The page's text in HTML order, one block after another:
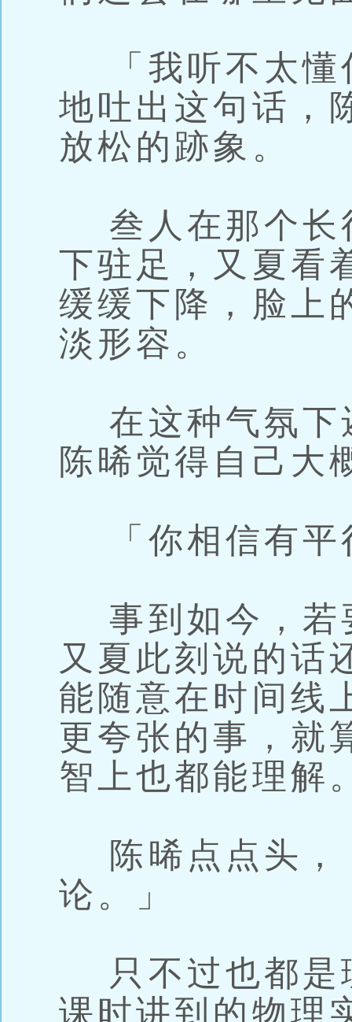
「我听不太懂
地吐出这句话，
放松的跡象。
叁人在那个长
下驻足，又夏看
缓缓下降，脸上
淡形容。
在这种气氛下
陈晞觉得自己大
「你相信有平
事到如今，若
又夏此刻说的话
能随意在时间线
更夸张的事，就
智上也都能理解
陈晞点点头，
论。」
只不过也都是
课时讲到的物理